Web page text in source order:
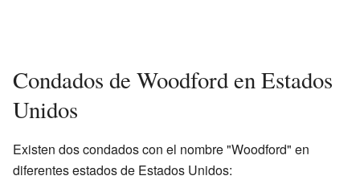
Condados de Woodford en Estados
Unidos
Existen dos condados con el nombre "Woodford" en
diferentes estados de Estados Unidos: